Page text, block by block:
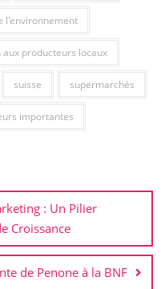
l'environnement
aux producteurs locaux
suisse supermarchés
importantes
: Un Pilier
Croissance
de Penone à la BNF